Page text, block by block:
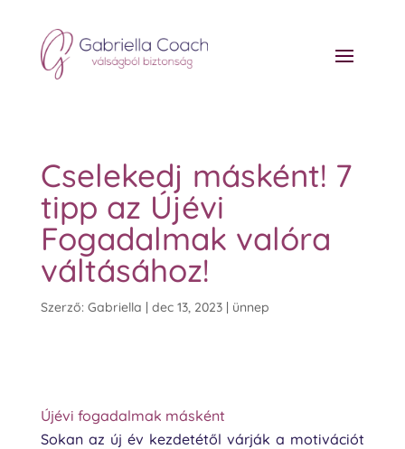
Cselekedj másként! 7
tipp az Újévi
Fogadalmak valóra
váltásához!
Szerző: Gabriella | dec 13, 2023| ünnep
Újévi fogadalmak másként
Sokan az új év kezdetétől várják a motivációt